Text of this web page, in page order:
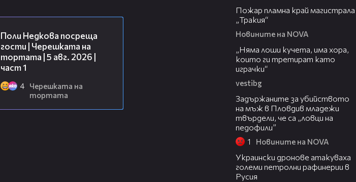
Поли Недкова посреща
гости | Черешката на
тортата | 5 авг. 2026 |
част 1
4
Черешката на
тортата
Пожар пламна край магистрала
„Тракия“
Новините на NOVA
„Няма лоши кучета, има хора,
които ги третират като
играчки“
vestibg
Задържаните за убийството
на мъж в Пловдив младежи
твърдели, че са „ловци на
педофили”
1 Новините на NOVA
Украински дронове атакуваха
големи петролни рафинерии в
Русия